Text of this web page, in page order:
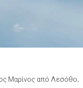
Μαρίνος από Λεσόθο.